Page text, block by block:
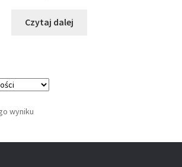
Czytaj dalej
wyniku